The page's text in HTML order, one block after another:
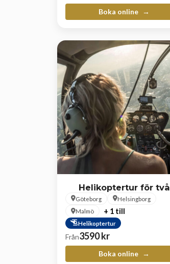
Boka online
Helikoptertur för två
Göteborg
Helsingborg
Malmö
+ 1 till
Helikoptertur
Från3590kr
Boka online